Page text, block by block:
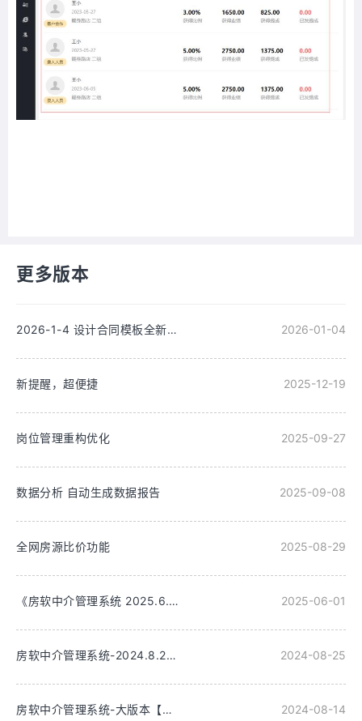
更多版本
2026-1-4 设计合同模板全新改版 2026-01-04
新提醒，超便捷 2025-12-19
岗位管理重构优化 2025-09-27
数据分析 自动生成数据报告 2025-09-08
全网房源比价功能 2025-08-29
《房软中介管理系统 2025.6.1 重磅更新：功能拓展与优化全解析》 2025-06-01
房软中介管理系统-2024.8.25更新 2024-08-25
房软中介管理系统-大版本【专业版】2024.8.14更新 2024-08-14